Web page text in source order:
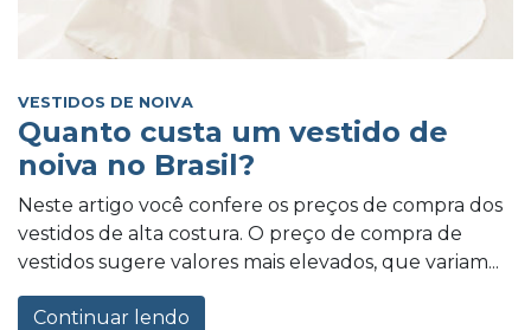
VESTIDOS DE NOIVA
Quanto custa um vestido de
noiva no Brasil?
Neste artigo você confere os preços de compra dos
vestidos de alta costura. O preço de compra de
vestidos sugere valores mais elevados, que variam...
Continuar lendo